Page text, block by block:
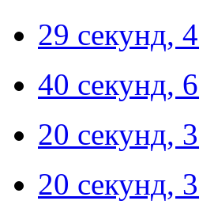
29 секунд,
40 секунд,
20 секунд,
20 секунд,